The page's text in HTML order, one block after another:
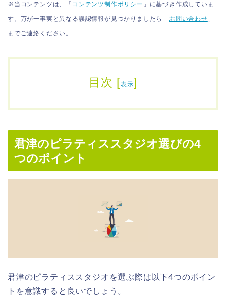
※当コンテンツは、「 コンテンツ制作ポリシー 」に基づき作成していま
す。万が一事実と異なる誤認情報が見つかりましたら「 お問い合わせ 」
までご連絡ください。
目次 [表示]
君津のピラティススタジオ選びの4
つのポイント
君津のピラティススタジオを選ぶ際は以下4つのポイン
トを意識すると良いでしょう。